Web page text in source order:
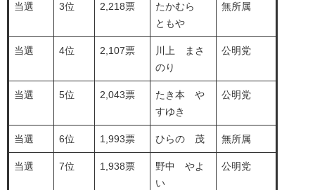
当選 3位 2,218票
たかむら
ともや
無所属
当選 4位 2,107票
川上 まさ
のり
公明党
当選 5位 2,043票
たき本 や
すゆき
公明党
当選 6位 1,993票 ひらの 茂 無所属
当選 7位 1,938票
野中 やよ
い
公明党